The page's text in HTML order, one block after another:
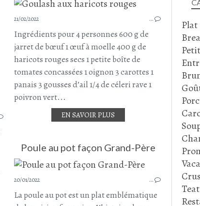
21/02/2022 …
Ingrédients pour 4 personnes 600 g de
jarret de bœuf 1 œuf à moelle 400 g de
haricots rouges secs 1 petite boîte de
tomates concassées 1 oignon 3 carottes 1
panais 3 gousses d’ail 1/4 de céleri rave 1
poivron vert...
EN SAVOIR PLUS
POULET - CHAPON - COQ - OIE
RECETTE ASIATIQUE
CAROTTE
PANAIS
HARICOTS MUNGO
Poule au pot façon Grand-Père
20/01/2022 …
La poule au pot est un plat emblématique
Porc